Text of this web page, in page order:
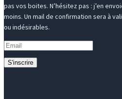
pas vos boites. N’hésitez pas : j’en
moins. Un mail de confirmation sera à
ou indésirables.
S'inscrire